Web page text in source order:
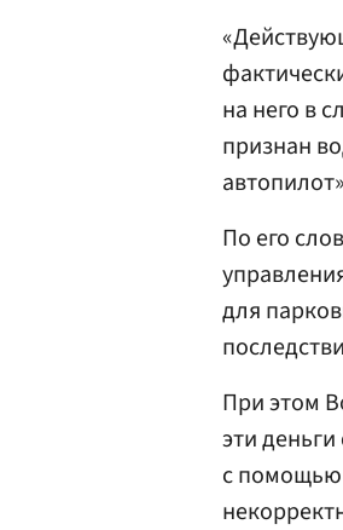
на него в
признан
По его
для
При этом
эти
с помощью